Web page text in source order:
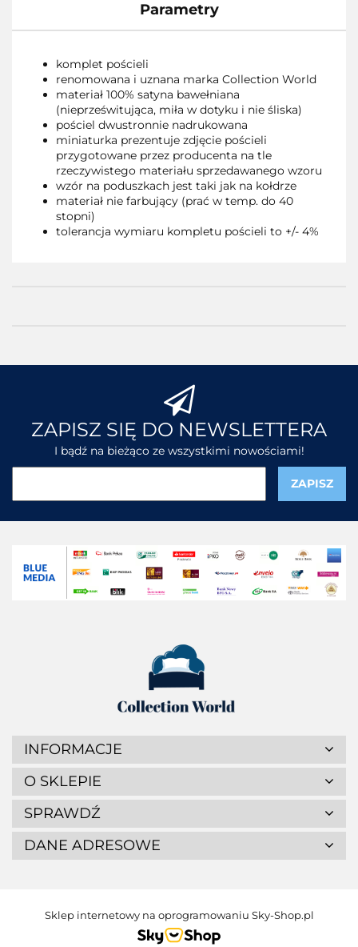
Parametry
komplet pościeli
renomowana i uznana marka Collection World
materiał 100% satyna bawełniana
(nieprześwitująca, miła w dotyku i nie śliska)
pościel dwustronnie nadrukowana
miniaturka prezentuje zdjęcie pościeli
przygotowane przez producenta na tle
rzeczywistego materiału sprzedawanego wzoru
wzór na poduszkach jest taki jak na kołdrze
materiał nie farbujący (prać w temp. do 40
stopni)
tolerancja wymiaru kompletu pościeli to +/- 4%
ZAPISZ SIĘ DO NEWSLETTERA
I bądź na bieżąco ze wszystkimi nowościami!
INFORMACJE
O SKLEPIE
SPRAWDŹ
DANE ADRESOWE
Sklep internetowy na oprogramowaniu Sky-Shop.pl